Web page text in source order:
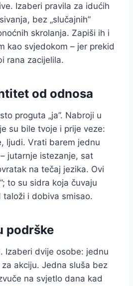
Izaberi pravila za idućih
bez „slučajnih”
skrolanja. Zapiši ih i
kao svjedokom – jer prekid
rana zacijelila.
od odnosa
proguta „ja”. Nabroji u
su bile tvoje i prije veze:
ljudi. Vrati barem jednu
jutarnje istezanje, sat
na tečaj jezika. Ovi
to su sidra koja čuvaju
i dobiva smisao.
podrške
Izaberi dvije osobe: jednu
akciju. Jedna sluša bez
na svjetlo dana kad